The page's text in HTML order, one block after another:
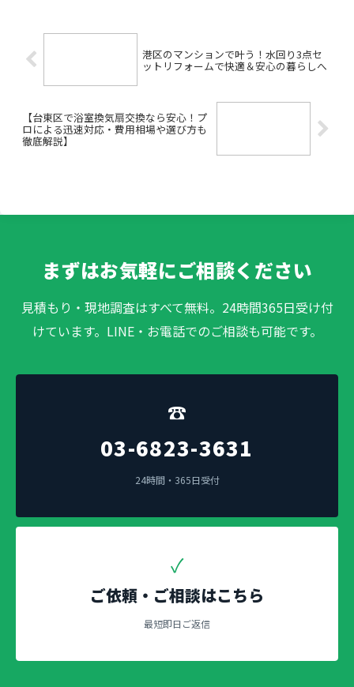
港区のマンションで叶う！水回り3点セ
ットリフォームで快適＆安心の暮らしへ
【台東区で浴室換気扇交換なら安心！プ
ロによる迅速対応・費用相場や選び方も
徹底解説】
まずはお気軽にご相談ください
見積もり・現地調査はすべて無料。24時間365日受け付
けています。LINE・お電話でのご相談も可能です。
☎
03-6823-3631
24時間・365日受付
✓
ご依頼・ご相談はこちら
最短即日ご返信